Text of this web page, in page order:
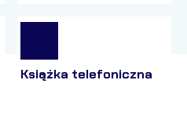
Książka telefoniczna